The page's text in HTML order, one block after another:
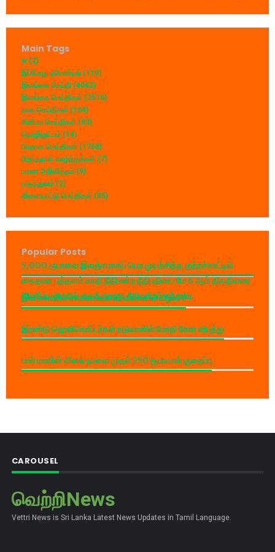
Main Tags
w (2)
இப்போது டிரெண்டிங் (110)
இலங்கை செய்தி (4042)
இலங்கை செய்திகள் (3516)
உலக செய்திகள் (164)
சினிமா செய்திகள் (83)
தொழினுட்பம் (14)
பிரதான செய்திகள் (1768)
பிறந்தநாள் வாழ்த்துக்கள் (7)
மரண அறிவித்தல் (9)
மருத்துவம் (2)
விளையாட்டு செய்திகள் (85)
Popular Posts
5,000 ரூபாவை இலஞ்சமாகப் பெற முயற்சித்த குற்றச்சாட்டில்
கைதான புத்தளம் காதி நீதிமன்ற நீதிபதியை மே 6 ஆம் திகதிவரை
விளக்கமறியலில் வைக்குமாறு நீதிமன்றம் உத்தரவு.
இலங்கையில் வாகனங்களின் விலையில் வீழ்ச்சி!
இரண்டு ஹெலிகொப்டர்கள் நடுவானில் மோதி கோர விபத்து
பால் மாவின் விலை நாளை முதல் 250 ரூபாவால் குறைப்பு
CAROUSEL
வெற்றிNews
Vettri News is Sri Lanka Latest News Updates in Tamil Language.